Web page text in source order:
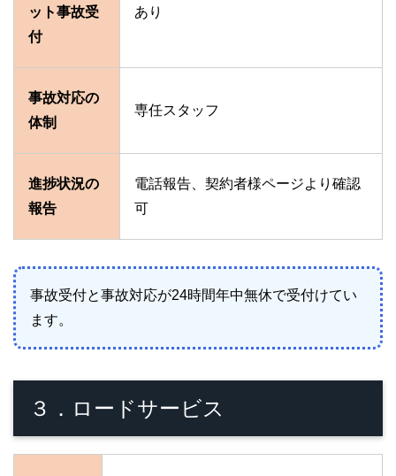
ット事故受
付
あり
事故対応の
体制
専任スタッフ
進捗状況の
報告
電話報告、契約者様ページより確認
可
事故受付と事故対応が24時間年中無休で受付けてい
ます。
３．ロードサービス